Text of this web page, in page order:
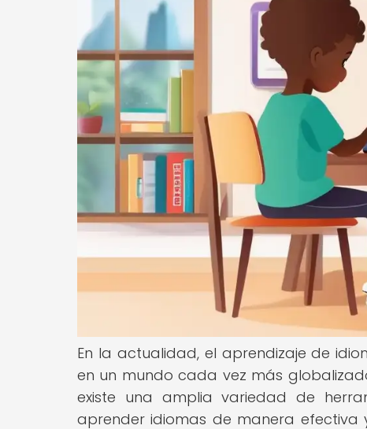
En la actualidad, el aprendizaje de
en un mundo cada vez más
existe una amplia variedad de
aprender idiomas de manera efectiva